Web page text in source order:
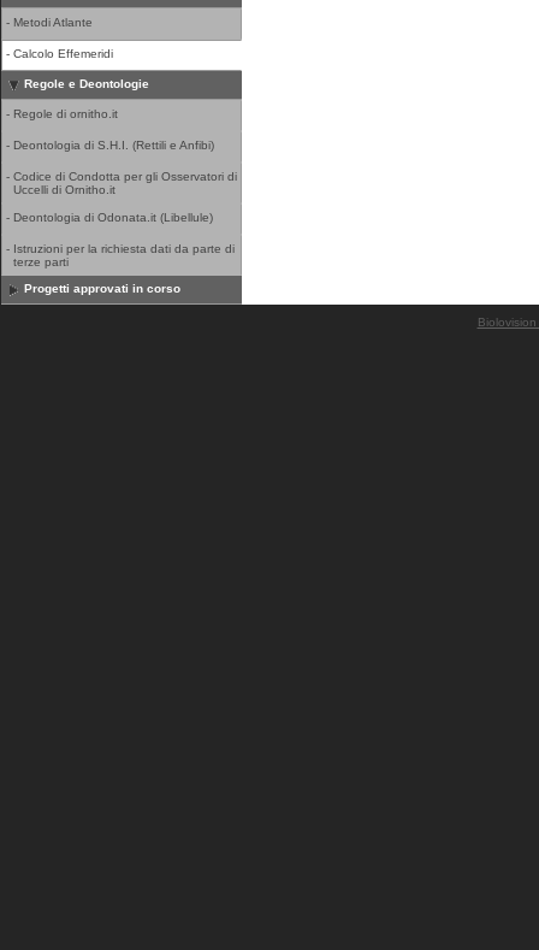
- Metodi Atlante
- Calcolo Effemeridi
Regole e Deontologie
- Regole di ornitho.it
- Deontologia di S.H.I. (Rettili e Anfibi)
- Codice di Condotta per gli Osservatori di
Uccelli di Ornitho.it
- Deontologia di Odonata.it (Libellule)
- Istruzioni per la richiesta dati da parte di
terze parti
Progetti approvati in corso
Biolovision